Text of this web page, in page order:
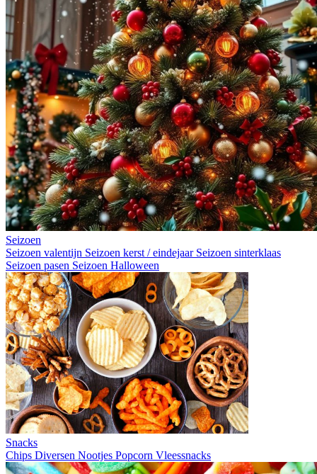
Seizoen
Seizoen valentijn Seizoen kerst / eindejaar Seizoen sinterklaas
Seizoen pasen Seizoen Halloween
Snacks
Chips Diversen Nootjes Popcorn Vleessnacks